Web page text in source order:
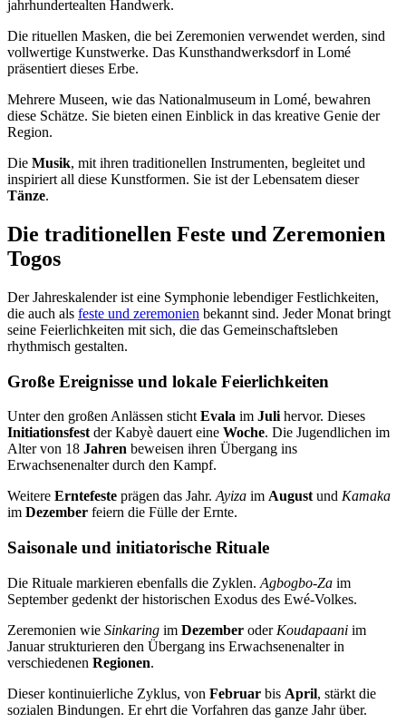
jahrhundertealten Handwerk.
Die rituellen Masken, die bei Zeremonien verwendet werden, sind
vollwertige Kunstwerke. Das Kunsthandwerksdorf in Lomé
präsentiert dieses Erbe.
Mehrere Museen, wie das Nationalmuseum in Lomé, bewahren
diese Schätze. Sie bieten einen Einblick in das kreative Genie der
Region.
Die Musik, mit ihren traditionellen Instrumenten, begleitet und
inspiriert all diese Kunstformen. Sie ist der Lebensatem dieser
Tänze.
Die traditionellen Feste und Zeremonien
Togos
Der Jahreskalender ist eine Symphonie lebendiger Festlichkeiten,
die auch als feste und zeremonien bekannt sind. Jeder Monat bringt
seine Feierlichkeiten mit sich, die das Gemeinschaftsleben
rhythmisch gestalten.
Große Ereignisse und lokale Feierlichkeiten
Unter den großen Anlässen stichtEvala im Julihervor. Dieses
Initiationsfestder Kabyè dauert eine Woche. Die Jugendlichen im
Alter von 18 Jahren beweisen ihren Übergang ins
Erwachsenenalter durch den Kampf.
Weitere Erntefeste prägen das Jahr.Ayiza im Augustund Kamaka
im Dezember feiern die Fülle der Ernte.
Saisonale und initiatorische Rituale
Die Rituale markieren ebenfalls die Zyklen. Agbogbo-Za im
September gedenkt der historischen Exodus des Ewé-Volkes.
Zeremonien wie Sinkaring im Dezember oder Koudapaani im
Januar strukturieren den Übergang ins Erwachsenenalter in
verschiedenen Regionen.
Dieser kontinuierliche Zyklus, von Februar bis April, stärkt die
sozialen Bindungen. Er ehrt die Vorfahren das ganze Jahr über.